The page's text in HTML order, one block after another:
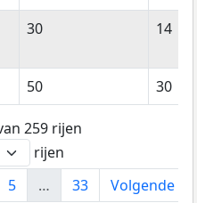
30 14
50 30
259 rijen
rijen
5 … 33 Volgende